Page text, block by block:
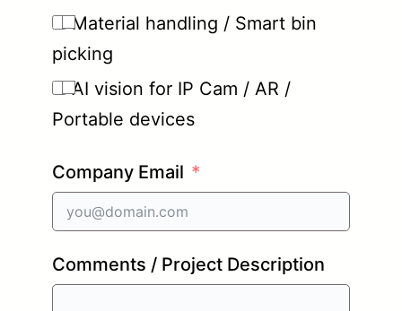
Material handling / Smart bin
picking
AI vision for IP Cam / AR /
Portable devices
Company Email
Comments / Project Description